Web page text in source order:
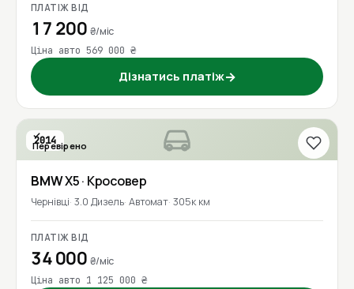
ПЛАТІЖ ВІД
17 200 ₴/міс
Ціна авто 569 000 ₴
Дізнатись платіж→
2014
Перевірено
BMWX5· Кросовер
Чернівці 3.0 Дизель Автомат 305к км
ПЛАТІЖ ВІД
34 000 ₴/міс
Ціна авто 1 125 000 ₴